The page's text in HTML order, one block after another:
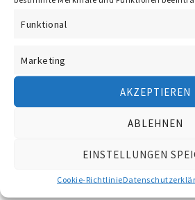
Funktional
Marketing
AKZEPTIEREN
ABLEHNEN
EINSTELLUNGEN
Cookie-Richtlinie
soweit rechtlich zulässig,
geschützt. Die Informationen sind
persönliche Verwendung bestimmt.
Nutzung insbesondere die
Vervielfältigung und jede Form von
Nutzung sowie die Weitergabe an
oder in überarbeiteter Form – ohne
Hyperlinks auf mh-solutions.at sind
Einbindung einzelner Seiten